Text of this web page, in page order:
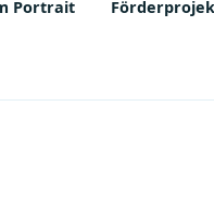
Portrait